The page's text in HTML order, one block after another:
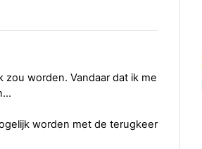
zou worden. Vandaar dat ik me
worden met de terugkeer